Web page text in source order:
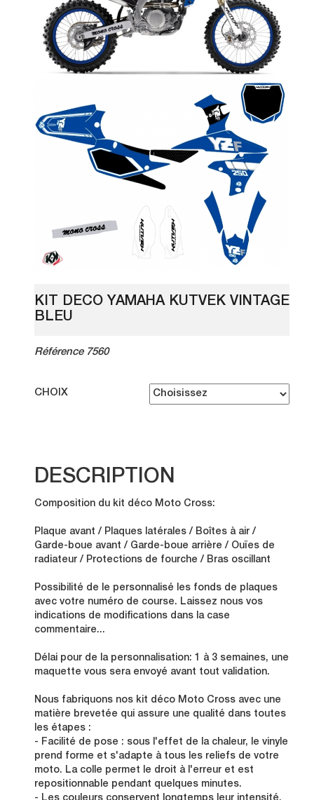
KIT DECO YAMAHA KUTVEK VINTAGE
BLEU
Référence 7560
CHOIX
DESCRIPTION
Composition du kit déco Moto Cross:
Plaque avant / Plaques latérales / Boîtes à air /
Garde-boue avant / Garde-boue arrière / Ouïes de
radiateur / Protections de fourche / Bras oscillant
Possibilité de le personnalisé les fonds de plaques
avec votre numéro de course. Laissez nous vos
indications de modifications dans la case
commentaire...
Délai pour de la personnalisation: 1 à 3 semaines, une
maquette vous sera envoyé avant tout validation.
Nous fabriquons nos kit déco Moto Cross avec une
matière brevetée qui assure une qualité dans toutes
les étapes :
- Facilité de pose : sous l'effet de la chaleur, le vinyle
prend forme et s'adapte à tous les reliefs de votre
moto. La colle permet le droit à l'erreur et est
repositionnable pendant quelques minutes.